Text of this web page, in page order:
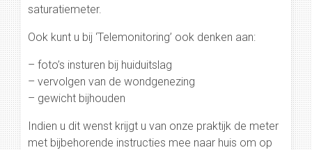
saturatiemeter.
Ook kunt u bij ‘Telemonitoring’ ook denken aan:
– foto’s insturen bij huiduitslag
– vervolgen van de wondgenezing
– gewicht bijhouden
Indien u dit wenst krijgt u van onze praktijk de meter
met bijbehorende instructies mee naar huis om op